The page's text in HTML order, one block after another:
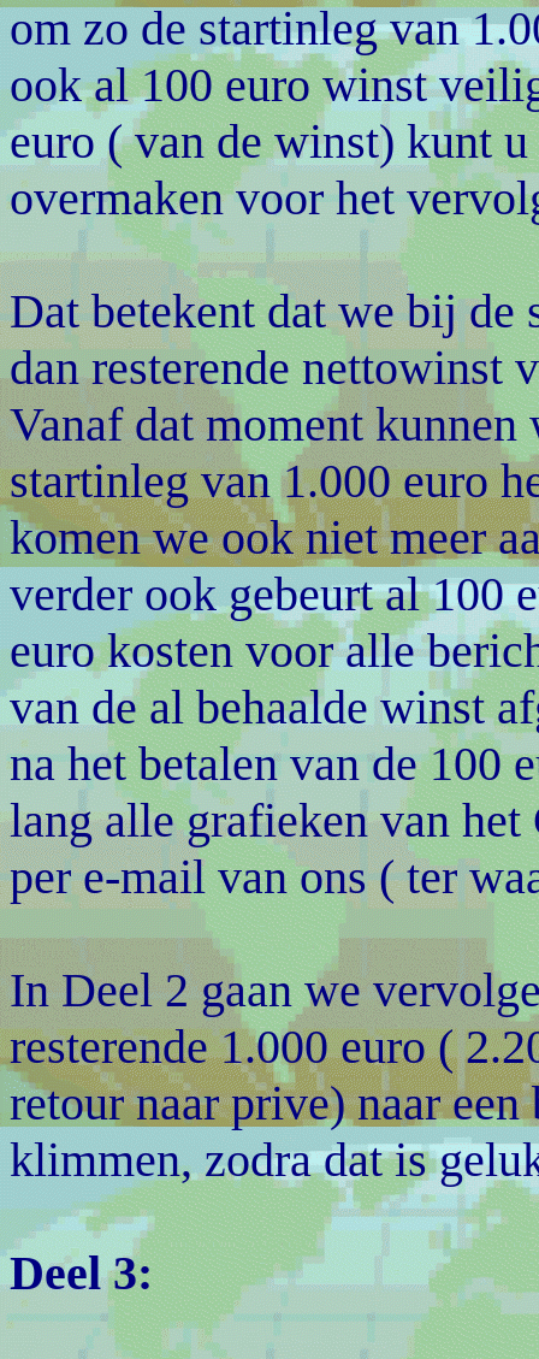
om zo de startinleg van
ook al 100 euro winst
euro ( van de winst) kunt
overmaken voor het
Dat betekent dat we bij de
dan resterende nettowinst
Vanaf dat moment
startinleg van 1.000 euro
komen we ook niet meer
verder ook gebeurt al 100
euro kosten voor alle
van de al behaalde winst
na het betalen van de 100
lang alle grafieken van
per e-mail van ons ( ter
In Deel 2 gaan we
resterende 1.000 euro (
retour naar prive) naar
klimmen, zodra dat is
Deel 3: